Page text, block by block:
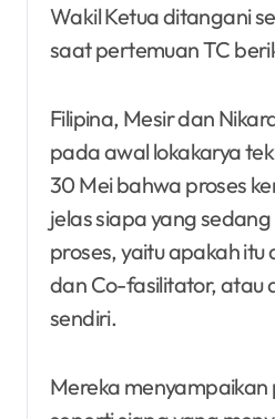
Wakil Ketua ditangani
saat pertemuan TC
Filipina, Mesir dan
pada awal lokakarya
30 Mei bahwa proses
jelas siapa yang
proses, yaitu apakah
dan Co-fasilitator, atau
sendiri.
Mereka